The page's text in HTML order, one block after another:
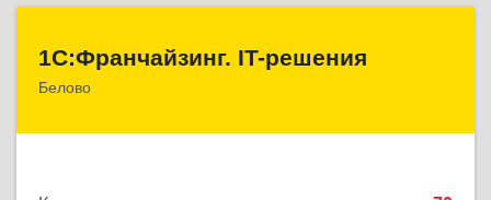
1С:Франчайзинг. IT-решения
Белово